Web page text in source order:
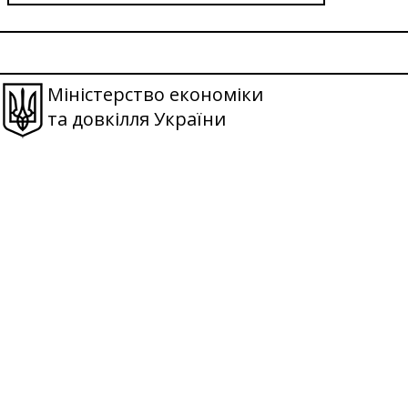
Міністерство економіки
та довкілля України